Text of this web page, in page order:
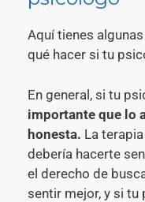
Aquí tienes
qué hacer si tu
En general, si tu
importante que lo
honesta. La
debería hacerte
el derecho de
sentir mejor, y si